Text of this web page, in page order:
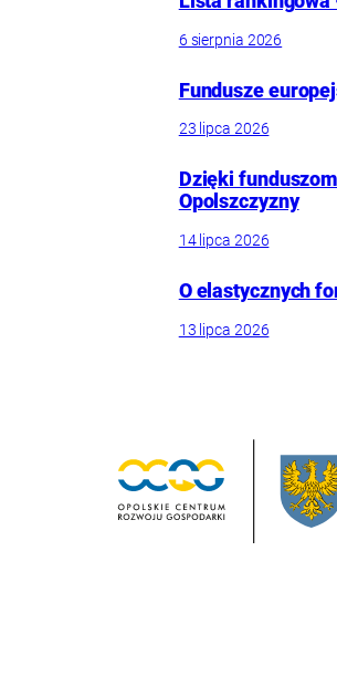
6 sierpnia 2026
Fundusze
23 lipca 2026
Dzięki
Opolszczyzny
14 lipca 2026
O elastycznych
13 lipca 2026